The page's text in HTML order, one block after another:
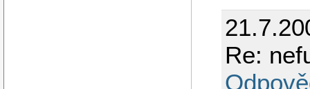
Re: